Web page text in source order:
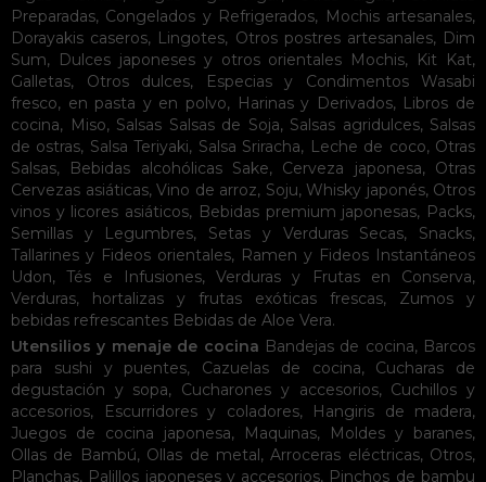
Preparadas, Congelados y Refrigerados, Mochis artesanales,
Dorayakis caseros, Lingotes, Otros postres artesanales, Dim
Sum, Dulces japoneses y otros orientales Mochis, Kit Kat,
Galletas, Otros dulces, Especias y Condimentos
Wasabi
fresco, en pasta y en polvo, Harinas y Derivados, Libros de
cocina, Miso, Salsas Salsas de Soja, Salsas agridulces, Salsas
de ostras, Salsa Teriyaki, Salsa Sriracha, Leche de coco, Otras
Salsas, Bebidas alcohólicas Sake, Cerveza japonesa, Otras
Cervezas asiáticas, Vino de arroz, Soju, Whisky japonés, Otros
vinos y licores asiáticos, Bebidas premium japonesas, Packs,
Semillas y Legumbres, Setas y Verduras Secas, Snacks,
Tallarines y Fideos orientales, Ramen y Fideos Instantáneos
Udon,Tés e Infusiones, Verduras y Frutas en Conserva,
Verduras, hortalizas y frutas exóticas frescas, Zumos y
bebidas refrescantes Bebidas de Aloe Vera.
Utensilios y menaje de cocina Bandejas de cocina, Barcos
para sushi y puentes, Cazuelas de cocina, Cucharas de
degustación y sopa, Cucharones y accesorios, Cuchillos y
accesorios, Escurridores y coladores, Hangiris de madera,
Juegos de cocina japonesa, Maquinas, Moldes y baranes,
Ollas de Bambú, Ollas de metal,Arroceras eléctricas, Otros,
Planchas, Palillos japoneses y accesorios, Pinchos de bambu